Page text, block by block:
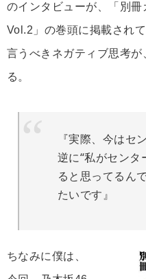
のインタビューが、「別
Vol.2」の巻頭に掲載され
言うべきネガティブ思考
る。
『実際、今はセ
逆に“私がセン
ると思ってるん
たいです』
ちなみに僕は、